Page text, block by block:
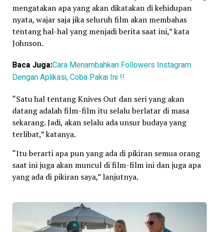
mengatakan apa yang akan dikatakan di kehidupan
nyata, wajar saja jika seluruh film akan membahas
tentang hal-hal yang menjadi berita saat ini,” kata
Johnson.
Baca Juga:Cara Menambahkan Followers Instagram
Dengan Aplikasi, Coba Pakai Ini !!
“Satu hal tentang Knives Out dan seri yang akan
datang adalah film-film itu selalu berlatar di masa
sekarang. Jadi, akan selalu ada unsur budaya yang
terlibat,” katanya.
“Itu berarti apa pun yang ada di pikiran semua orang
saat ini juga akan muncul di film-film ini dan juga apa
yang ada di pikiran saya,” lanjutnya.